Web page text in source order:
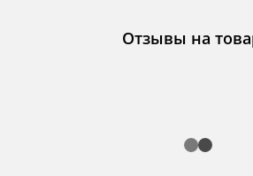
Отзывы на